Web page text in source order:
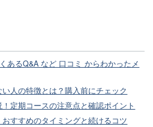
あるQ&A など 口コミ からわかったメ
人の特徴とは？購入前にチェック
定期コースの注意点と確認ポイント
すすめのタイミングと続けるコツ